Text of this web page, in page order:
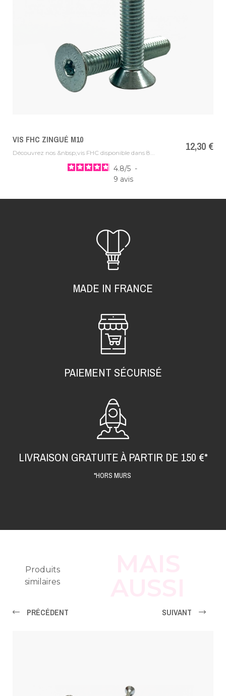
VIS FHC ZINGUÉ M10
Découvrez nos &nbsp;vis FHC disponible dans 8...
Prix
12,30 €
4.8/5 -
9 avis
MADE IN FRANCE
PAIEMENT SÉCURISÉ
LIVRAISON GRATUITE À PARTIR DE 150 €*
*HORS MURS
Produits
similaires
PRÉCÉDENT SUIVANT